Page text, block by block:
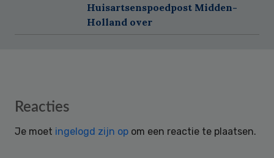
Huisartsenspoedpost Midden-
Holland over
Reader
Reacties
Je moet ingelogd zijn op om een reactie te plaatsen.